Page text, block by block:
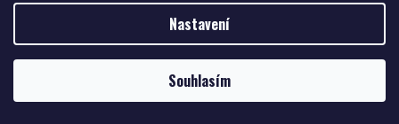
Nastavení
Souhlasím